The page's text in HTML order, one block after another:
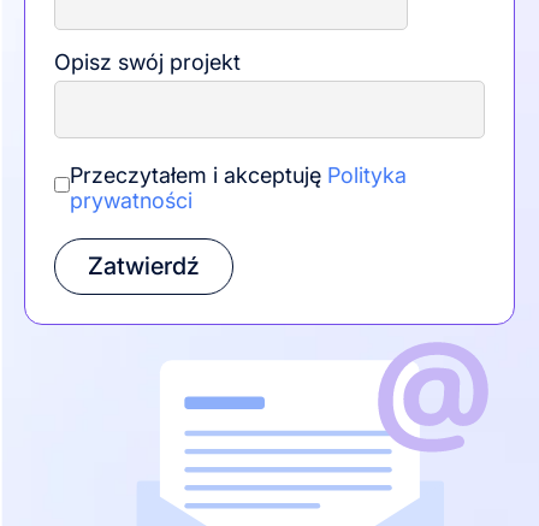
Opisz swój projekt
Przeczytałem i akceptuję Polityka
prywatności
Zatwierdź